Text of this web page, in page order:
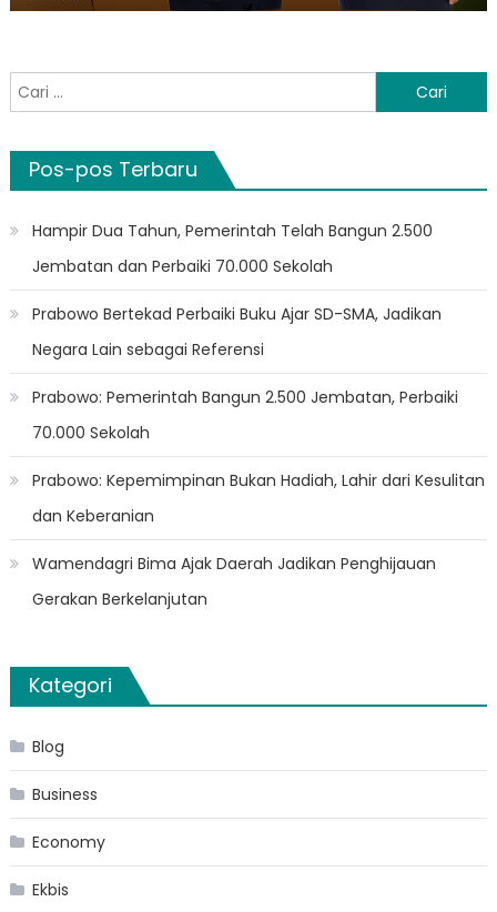
Cari
untuk:
Pos-pos Terbaru
Hampir Dua Tahun, Pemerintah Telah Bangun 2.500
Jembatan dan Perbaiki 70.000 Sekolah
Prabowo Bertekad Perbaiki Buku Ajar SD-SMA, Jadikan
Negara Lain sebagai Referensi
Prabowo: Pemerintah Bangun 2.500 Jembatan, Perbaiki
70.000 Sekolah
Prabowo: Kepemimpinan Bukan Hadiah, Lahir dari Kesulitan
dan Keberanian
Wamendagri Bima Ajak Daerah Jadikan Penghijauan
Gerakan Berkelanjutan
Kategori
Blog
Business
Economy
Ekbis